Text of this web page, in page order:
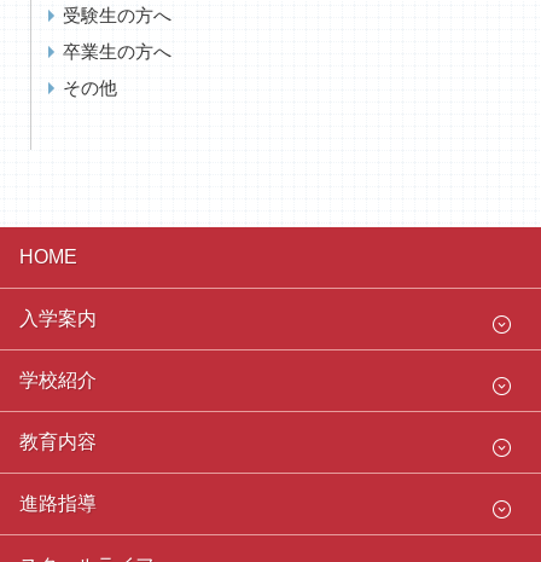
受験生の方へ
卒業生の方へ
その他
HOME
入学案内
学校紹介
教育内容
進路指導